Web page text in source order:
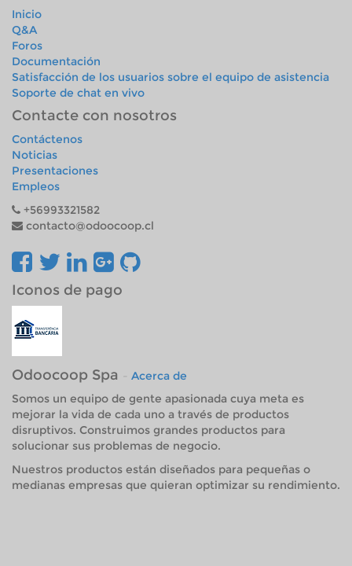
Inicio
Q&A
Foros
Documentación
Satisfacción de los usuarios sobre el equipo de asistencia
Soporte de chat en vivo
Contacte con nosotros
Contáctenos
Noticias
Presentaciones
Empleos
+56993321582
contacto@odoocoop.cl
Iconos de pago
Odoocoop Spa Acerca de
Somos un equipo de gente apasionada cuya meta es
mejorar la vida de cada uno a través de productos
disruptivos. Construimos grandes productos para
solucionar sus problemas de negocio.
Nuestros productos están diseñados para pequeñas o
medianas empresas que quieran optimizar su rendimiento.